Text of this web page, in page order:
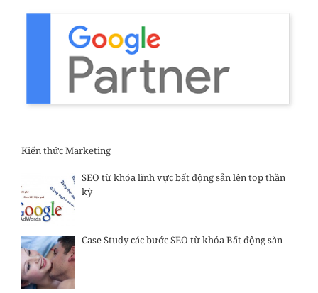
Kiến thức Marketing
SEO từ khóa lĩnh vực bất động sản lên top thần
kỳ
Case Study các bước SEO từ khóa Bất động sản